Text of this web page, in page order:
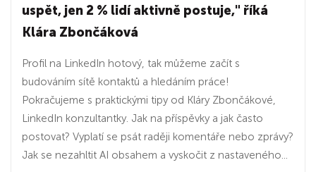
uspět, jen 2 % lidí aktivně postuje," říká
Klára Zbončáková
Profil na LinkedIn hotový, tak můžeme začít s
budováním sítě kontaktů a hledáním práce!
Pokračujeme s praktickými tipy od Kláry Zbončákové,
LinkedIn konzultantky. Jak na příspěvky a jak často
postovat? Vyplatí se psát raději komentáře nebo zprávy?
Jak se nezahltit AI obsahem a vyskočit z nastaveného...